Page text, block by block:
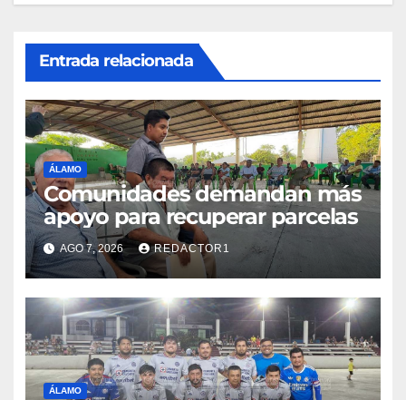
Entrada relacionada
ÁLAMO
Comunidades demandan más
apoyo para recuperar parcelas
AGO 7, 2026 REDACTOR1
ÁLAMO